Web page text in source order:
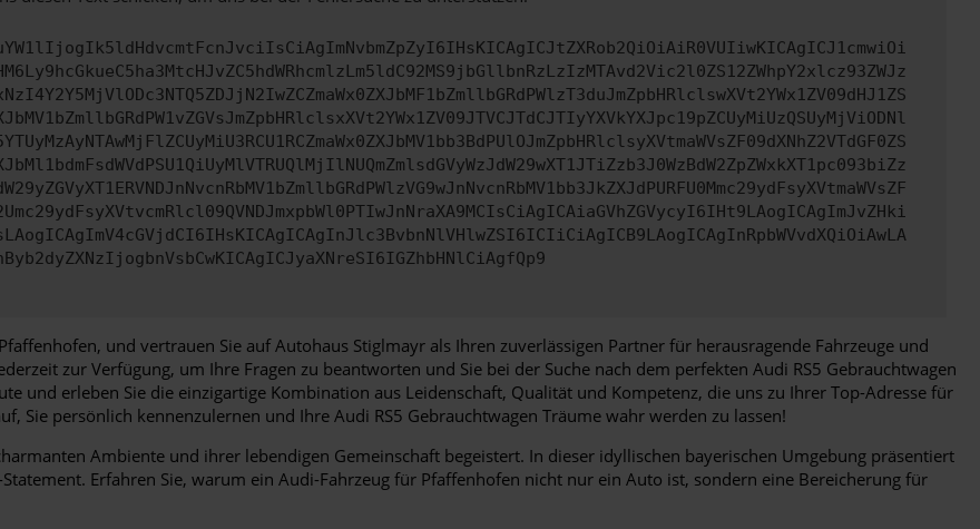
und vertrauen Sie auf Autohaus Stiglmayr als Ihren zuverlässigen Partner für herausragende Fahrzeuge und
zur Verfügung, um Ihre Fragen zu beantworten und Sie bei der Suche nach dem perfekten Audi RS5 Gebrauchtwagen
und erleben Sie die einzigartige Kombination aus Leidenschaft, Qualität und Kompetenz, die uns zu Ihrer Top-Adresse für
Sie persönlich kennenzulernen und Ihre Audi RS5 Gebrauchtwagen Träume wahr werden zu lassen!
Ambiente und ihrer lebendigen Gemeinschaft begeistert. In dieser idyllischen bayerischen Umgebung präsentiert
Erfahren Sie, warum ein Audi-Fahrzeug für Pfaffenhofen nicht nur ein Auto ist, sondern eine Bereicherung für